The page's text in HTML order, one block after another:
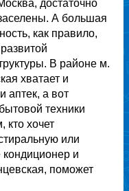
достаточно
А большая
как правило,
В районе м.
хватает и
аптек, а вот
техники
кто хочет
или
и
поможет